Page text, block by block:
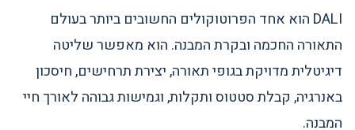
DALI הוא אחד הפרוטוקולים החשובים ביותר בעולם
התאורה החכמה ובקרת המבנה. הוא מאפשר שליטה
דיגיטלית מדויקת בגופי תאורה, יצירת תרחישים, חיסכון
באנרגיה, קבלת סטטוס ותקלות, וגמישות גבוהה לאורך חיי
המבנה.